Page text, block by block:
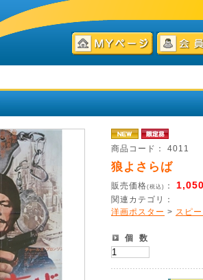
商品コード： 4011
狼よさらば
販売価格(税込) ：
関連カテゴリ：
洋画ポスター > スピ
個 数